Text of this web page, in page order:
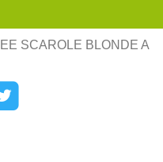
SCAROLE BLONDE A